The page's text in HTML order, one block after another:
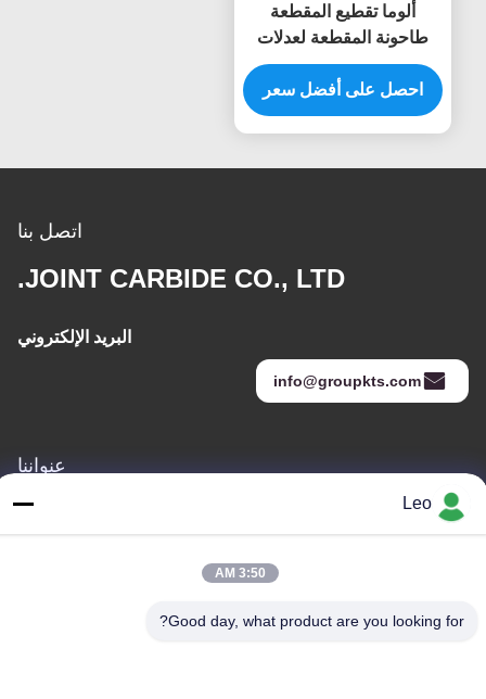
ألوما تقطيع المقطعة
طاحونة المقطعة لعدلات
الفولاذ المقاوم للصدأ إزالة
المعادن كاربيد بورس
احصل على أفضل سعر
اتصل بنا
JOINT CARBIDE CO., LTD.
البريد الإلكتروني
info@groupkts.com
عنواننا
العنوان
رقم 1700 ، القسم الشمالي من شارع تيانفو ، منطقة التكنولوجيا الفائقة
Leo
3:50 AM
Good day, what product are you looking for?